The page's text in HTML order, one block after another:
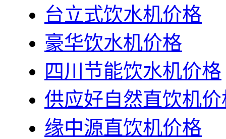
台立式饮水机价格
豪华饮水机价格
四川节能饮水机价格
供应好自然直饮机价
缘中源直饮机价格